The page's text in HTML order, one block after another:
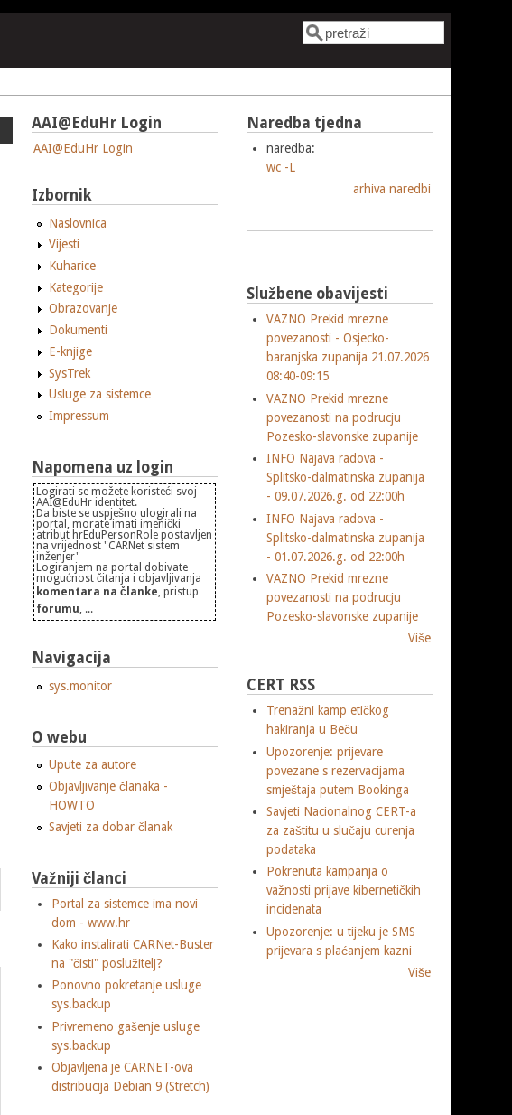
Obrazac pretrage
Pretraga
AAI@EduHr Login
AAI@EduHr Login
Izbornik
Naslovnica
Vijesti
Kuharice
Kategorije
Obrazovanje
Dokumenti
E-knjige
SysTrek
Usluge za sistemce
Impressum
Napomena uz login
Logirati se možete koristeći svoj
AAI@EduHr identitet.
Da biste se uspješno ulogirali na
portal, morate imati imenički
atribut hrEduPersonRole postavljen
na vrijednost "CARNet sistem
inženjer"
Logiranjem na portal dobivate
mogućnost čitanja i objavljivanja
komentara na članke, pristup
forumu, ...
Navigacija
sys.monitor
O webu
Upute za autore
Objavljivanje članaka -
HOWTO
Savjeti za dobar članak
Važniji članci
Portal za sistemce ima novi
dom - www.hr
Kako instalirati CARNet-Buster
na "čisti" poslužitelj?
Ponovno pokretanje usluge
sys.backup
Privremeno gašenje usluge
sys.backup
Objavljena je CARNET-ova
distribucija Debian 9 (Stretch)
Naredba tjedna
naredba:
wc -L
arhiva naredbi
Službene obavijesti
VAZNO Prekid mrezne
povezanosti - Osjecko-
baranjska zupanija 21.07.2026
08:40-09:15
VAZNO Prekid mrezne
povezanosti na podrucju
Pozesko-slavonske zupanije
INFO Najava radova -
Splitsko-dalmatinska zupanija
- 09.07.2026.g. od 22:00h
INFO Najava radova -
Splitsko-dalmatinska zupanija
- 01.07.2026.g. od 22:00h
VAZNO Prekid mrezne
povezanosti na podrucju
Pozesko-slavonske zupanije
Više
CERT RSS
Trenažni kamp etičkog
hakiranja u Beču
Upozorenje: prijevare
povezane s rezervacijama
smještaja putem Bookinga
Savjeti Nacionalnog CERT-a
za zaštitu u slučaju curenja
podataka
Pokrenuta kampanja o
važnosti prijave kibernetičkih
incidenata
Upozorenje: u tijeku je SMS
prijevara s plaćanjem kazni
Više